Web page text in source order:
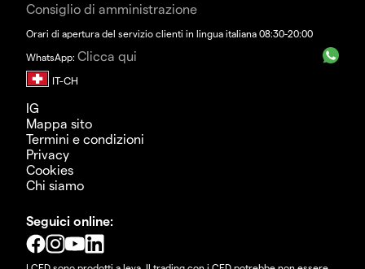
Consiglio di amministrazione
Orari di apertura del servizio clienti in lingua italiana 08:30-20:00
WhatsApp: Clicca qui
IG
Mappa sito
Termini e condizioni
Privacy
Cookies
Chi siamo
Seguici online: